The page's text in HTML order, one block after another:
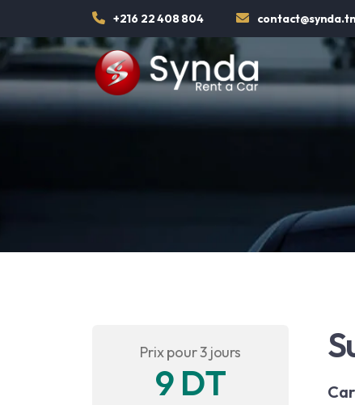
+216 22 408 804 contact@synda.tn
Prix pour 3 jours
9 DT